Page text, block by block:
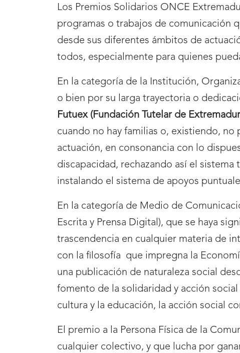
Los Premios Solidarios ONCE
programas o trabajos de comunicación
desde sus diferentes ámbitos de
todos, especialmente para quienes
En la categoría de la Institución,
o bien por su larga trayectoria o
Futuex (Fundación Tutelar de
cuando no hay familias o, existiendo, no
actuación, en consonancia con lo
discapacidad, rechazando así el
instalando el sistema de apoyos
En la categoría de Medio de
Escrita y Prensa Digital), que se haya
trascendencia en cualquier materia de
con la filosofía que impregna la
una publicación de naturaleza social
fomento de la solidaridad y acción
cultura y la educación, la acción social
El premio a la Persona Física de la
cualquier colectivo, y que lucha por